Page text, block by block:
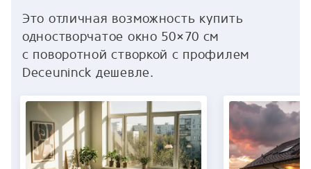
Это отличная возможность купить
одностворчатое окно 50×70 см
с поворотной створкой с профилем
Deceuninck дешевле.